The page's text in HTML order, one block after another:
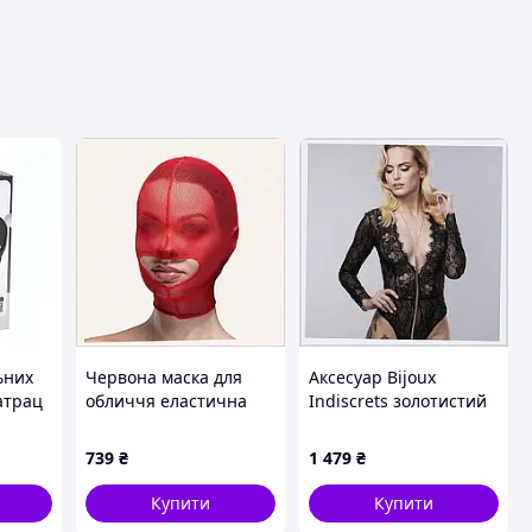
Червона маска для
обличчя еластична
8M7M51256M
739 ₴
Купити
Аксесуар Bijoux
Indiscrets золотистий
111P9497E
1 479 ₴
Купити